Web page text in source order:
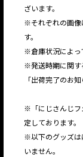
ざいます。
※それぞれの画像
す。
※倉庫状況によっ
※発送時期に関す
「出荷完了のお
※「にじさんじフ
定しております。
※以下のグッズは
いません。